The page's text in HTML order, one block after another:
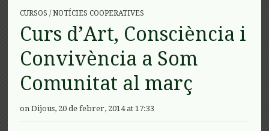
CURSOS /NOTÍCIES COOPERATIVES
Curs d’Art, Consciència i
Convivència a Som
Comunitat al març
on Dijous, 20 de febrer, 2014 at 17:33